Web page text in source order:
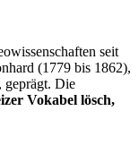
seit
(1779 bis 1862),
geprägt. Die
Vokabel lösch,